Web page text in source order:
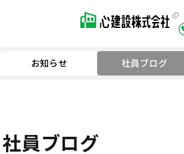
お知らせ 社員ブログ
社員ブログ